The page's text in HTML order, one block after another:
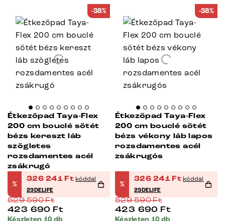
-38%
Étkezőpad Taya-Flex
200 cm bouclé sötét
bézs kereszt láb
szögletes
rozsdamentes acél
zsákrugó
%
326 241Ft kóddal
23DELIFE
529 590Ft
423 690 Ft
-38%
Étkezőpad Taya-Flex
200 cm bouclé sötét
bézs vékony láb lapos
rozsdamentes acél
zsákrugós
%
326 241Ft kóddal
23DELIFE
529 590Ft
423 690 Ft